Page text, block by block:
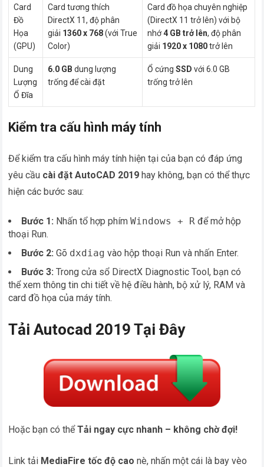
Card
Đồ
Họa
(GPU)
Card tương thích
DirectX 11, độ phân
giải 1360 x 768(với True
Color)
Card đồ họa chuyên nghiệp
(DirectX 11 trở lên) với bộ
nhớ4 GB trở lên, độ phân
giải 1920 x 1080trở lên
Dung
Lượng
Ổ Đĩa
6.0 GB dung lượng
trống để cài đặt
Ổ cứngSSD với 6.0 GB
trống trở lên
Kiểm tra cấu hình máy tính
Để kiểm tra cấu hình máy tính hiện tại của bạn có đáp ứng
yêu cầu cài đặt AutoCAD 2019 hay không, bạn có thể thực
hiện các bước sau:
Bước 1: Nhấn tổ hợp phímWindows + R để mở hộp
thoại Run.
Bước 2: Gõ dxdiag vào hộp thoại Run và nhấn Enter.
Bước 3: Trong cửa sổ DirectX Diagnostic Tool, bạn có
thể xem thông tin chi tiết về hệ điều hành, bộ xử lý, RAM và
card đồ họa của máy tính.
Tải Autocad 2019 Tại Đây
Hoặc bạn có thểTải ngay cực nhanh – không chờ đợi!
Link tải MediaFire tốc độ cao nè, nhấn một cái là bay vèo